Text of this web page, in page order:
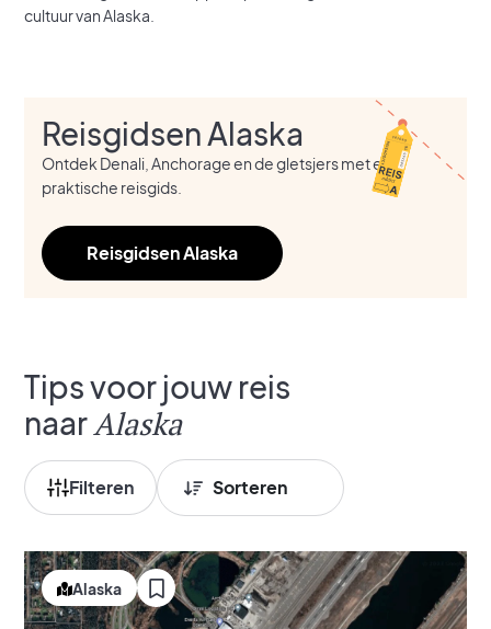
cultuur van Alaska.
Reisgidsen Alaska
Ontdek Denali, Anchorage en de gletsjers met een
praktische reisgids.
Reisgidsen Alaska
Tips voor jouw reis
naarAlaska
Filteren
Alaska